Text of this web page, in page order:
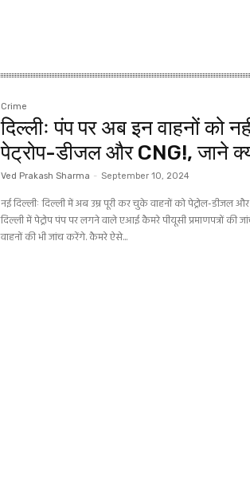
Crime
दिल्लीः पंप पर अब इन वाहनों को
पेट्रोप-डीजल और CNG!, जाने
Ved Prakash Sharma - September 10, 2024
नई दिल्लीः दिल्ली में अब उम्र पूरी कर चुके वाहनों को पेट्रोल-डीजल
दिल्ली में पेट्रोप पंप पर लगने वाले एआई कैमरे पीयूसी प्रमाणपत्रों की
वाहनों की भी जांच करेंगे. कैमरे ऐसे...